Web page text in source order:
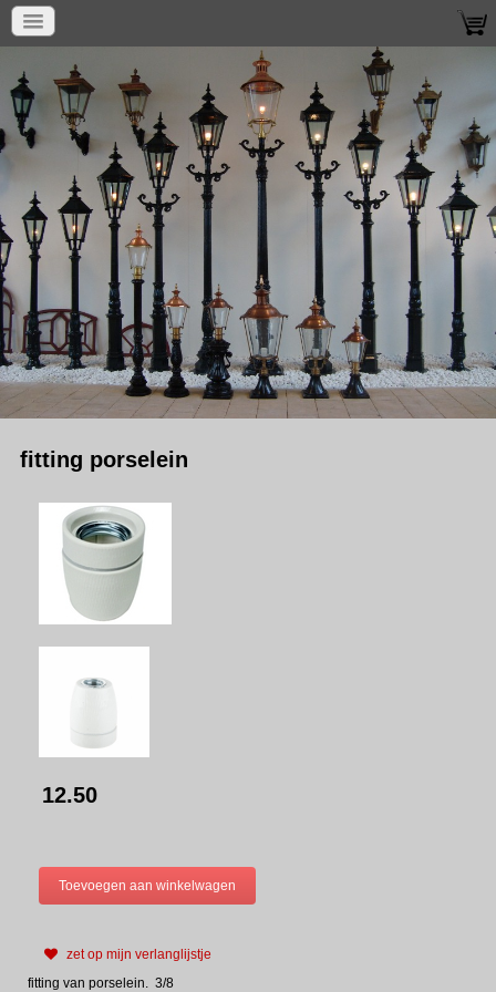
fitting porselein
12.50
zet op mijn verlanglijstje
fitting van porselein. 3/8